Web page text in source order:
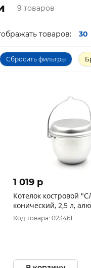
9 товаров
товаров: 30
Сбросить фильтры
1 019 p
Котелок костровой
конический, 2,5 л,
P96
Код товара: 023461